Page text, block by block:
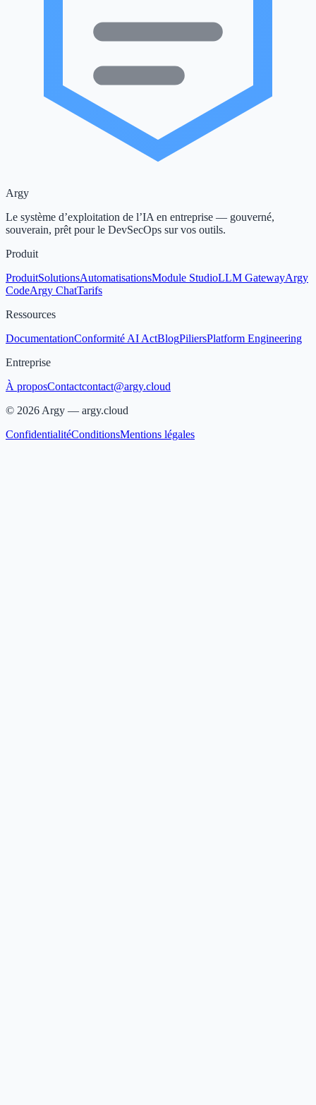
Argy
Le système d’exploitation de l’IA en entreprise — gouverné,
souverain, prêt pour le DevSecOps sur vos outils.
Produit
ProduitSolutionsAutomatisationsModule StudioLLM GatewayArgy
CodeArgy ChatTarifs
Ressources
DocumentationConformité AI ActBlogPiliersPlatform Engineering
Entreprise
À proposContactcontact@argy.cloud
© 2026Argy — argy.cloud
ConfidentialitéConditionsMentions légales